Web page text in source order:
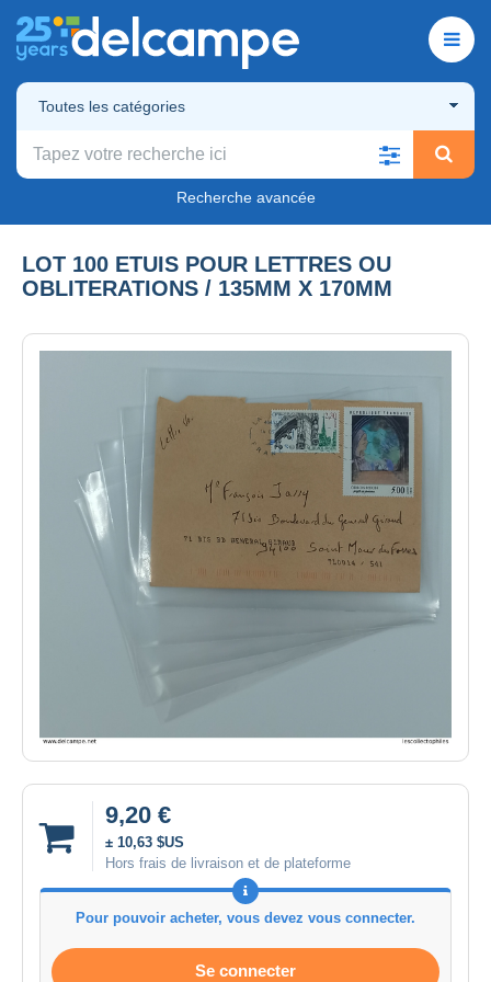
Toutes les catégories
Recherche avancée
LOT 100 ETUIS POUR LETTRES OU
OBLITERATIONS / 135MM X 170MM
9,20 €
± 10,63 $US
Hors frais de livraison et de plateforme
Pour pouvoir acheter, vous devez vous connecter.
Se connecter